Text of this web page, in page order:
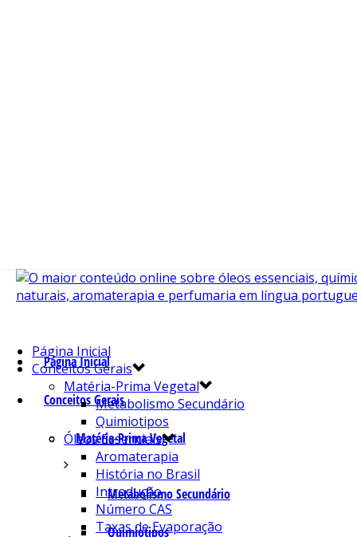
Página Inicial
Conceitos Gerais
Matéria-Prima Vegetal
Metabolismo Secundário
Quimiotipos
Página Inicial
Conceitos Gerais
Matéria-Prima Vegetal
Metabolismo Secundário
Quimiotipos
Óleos Essenciais
Aromaterapia
História no Brasil
Introdução
Número CAS
Taxas de Evaporação